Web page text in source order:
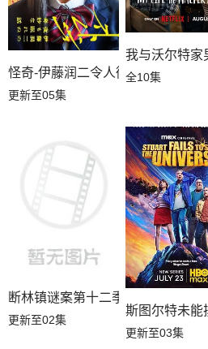
怪奇-伊藤润二令人彻夜难眠的奇异
更新至05集
我与沃尔特家
全10集
断林镇谜案第十二季
更新至02集
斯图尔特未能
更新至03集